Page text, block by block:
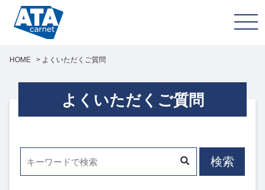
HOME > よくいただくご質問
よくいただくご質問